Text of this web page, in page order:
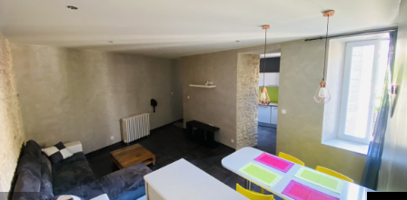
FINANCIÈRES
DÉTAILS